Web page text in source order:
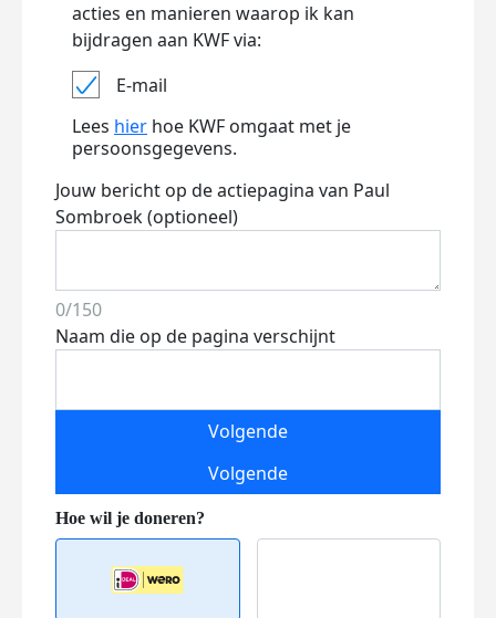
acties en manieren waarop ik kan
bijdragen aan KWF via:
E-mail
Lees hier hoe KWF omgaat met je
persoonsgegevens.
Jouw bericht op de actiepagina van Paul
Sombroek (optioneel)
0/150
Naam die op de pagina verschijnt
Volgende
Volgende